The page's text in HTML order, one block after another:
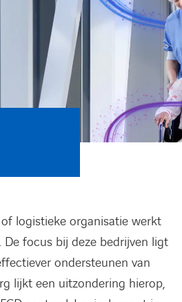
logistieke organisatie werkt
De focus bij deze bedrijven ligt
ondersteunen van
lijkt een uitzondering hierop,